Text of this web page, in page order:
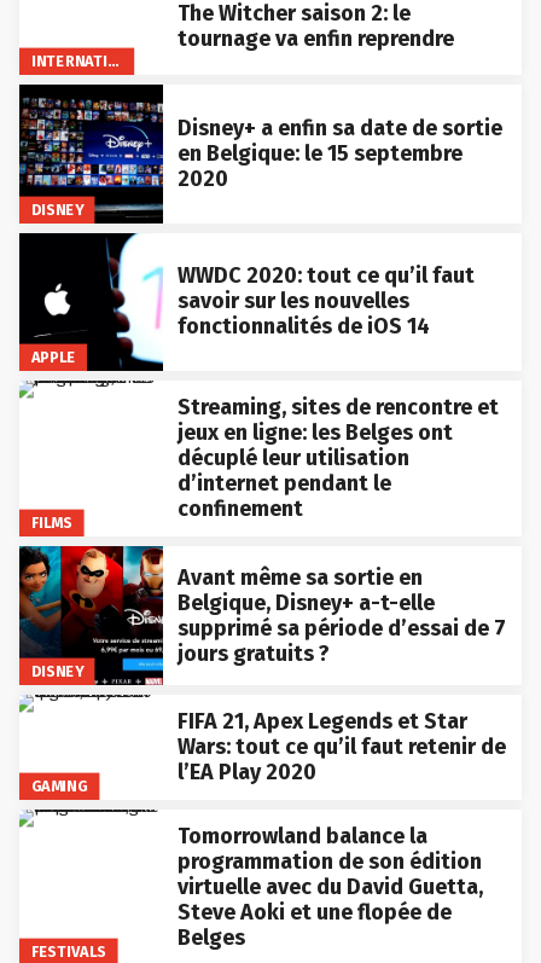
INTERNATIONAL
The Witcher saison 2: le
tournage va enfin reprendre
DISNEY
Disney+ a enfin sa date de sortie
en Belgique: le 15 septembre
2020
APPLE
WWDC 2020: tout ce qu’il faut
savoir sur les nouvelles
fonctionnalités de iOS 14
FILMS
Streaming, sites de rencontre et
jeux en ligne: les Belges ont
décuplé leur utilisation
d’internet pendant le
confinement
DISNEY
Avant même sa sortie en
Belgique, Disney+ a-t-elle
supprimé sa période d’essai de 7
jours gratuits ?
GAMING
FIFA 21, Apex Legends et Star
Wars: tout ce qu’il faut retenir de
l’EA Play 2020
FESTIVALS
Tomorrowland balance la
programmation de son édition
virtuelle avec du David Guetta,
Steve Aoki et une flopée de
Belges